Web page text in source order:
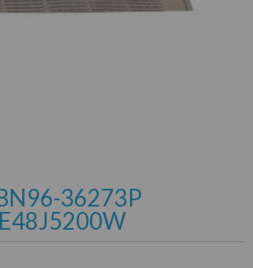
36273P